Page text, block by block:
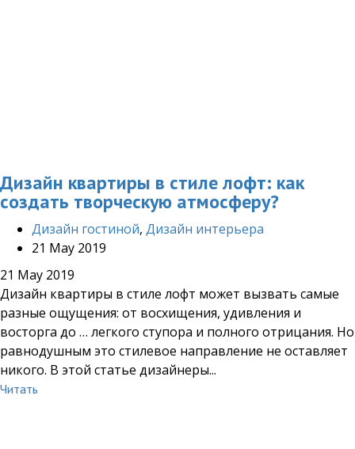
Дизайн квартиры в стиле лофт: как
создать творческую атмосферу?
Дизайн гостиной, Дизайн интерьера
21 May 2019
21 May 2019
Дизайн квартиры в стиле лофт может вызвать самые
разные ощущения: от восхищения, удивления и
восторга до … легкого ступора и полного отрицания. Но
равнодушным это стилевое направление не оставляет
никого. В этой статье дизайнеры...
Читать